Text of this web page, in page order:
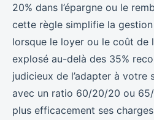
20% dans l’épargne ou le
cette règle simplifie la
lorsque le loyer ou le coût de
explosé au-delà des 35%
judicieux de l’adapter à votre
avec un ratio 60/20/20 ou
plus efficacement ses